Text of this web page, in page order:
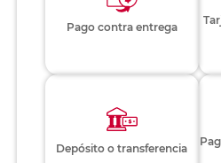
Pago contra entrega
Depósito o transferencia